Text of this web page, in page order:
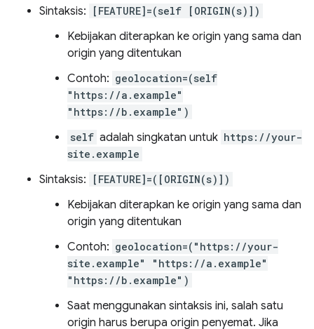
Sintaksis: [FEATURE]=(self [ORIGIN(s)])
Kebijakan diterapkan ke origin yang sama dan
origin yang ditentukan
Contoh: geolocation=(self
"https://a.example"
"https://b.example")
self adalah singkatan untuk https://your-
site.example
Sintaksis: [FEATURE]=([ORIGIN(s)])
Kebijakan diterapkan ke origin yang sama dan
origin yang ditentukan
Contoh: geolocation=("https://your-
site.example" "https://a.example"
"https://b.example")
Saat menggunakan sintaksis ini, salah satu
origin harus berupa origin penyemat. Jika